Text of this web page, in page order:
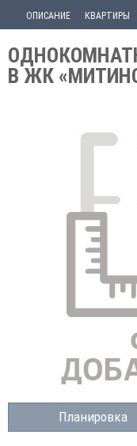
ОПИСАНИЕ КВАРТИРЫ
В ЖК
Планировка